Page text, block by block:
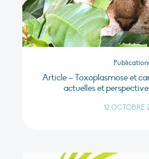
Article – Toxoplasmose et
actuelles et
12 OCTOBRE